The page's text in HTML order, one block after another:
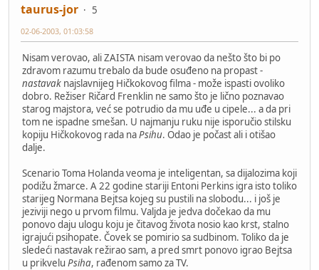
taurus-jor 5
02-06-2003, 01:03:58
Nisam verovao, ali ZAISTA nisam verovao da nešto što bi po
zdravom razumu trebalo da bude osuđeno na propast -
nastavak najslavnijeg Hičkokovog filma - može ispasti ovoliko
dobro. Režiser Ričard Frenklin ne samo što je lično poznavao
starog majstora, već se potrudio da mu uđe u cipele... a da pri
tom ne ispadne smešan. U najmanju ruku nije isporučio stilsku
kopiju Hičkokovog rada naPsihu. Odao je počast ali i otišao
dalje.
Scenario Toma Holanda veoma je inteligentan, sa dijalozima koji
podižu žmarce. A 22 godine stariji Entoni Perkins igra isto toliko
starijeg Normana Bejtsa kojeg su pustili na slobodu... i još je
jeziviji nego u prvom filmu. Valjda je jedva dočekao da mu
ponovo daju ulogu koju je čitavog života nosio kao krst, stalno
igrajući psihopate. Čovek se pomirio sa sudbinom. Toliko da je
sledeći nastavak režirao sam, a pred smrt ponovo igrao Bejtsa
u prikvelu Psiha, rađenom samo za TV.